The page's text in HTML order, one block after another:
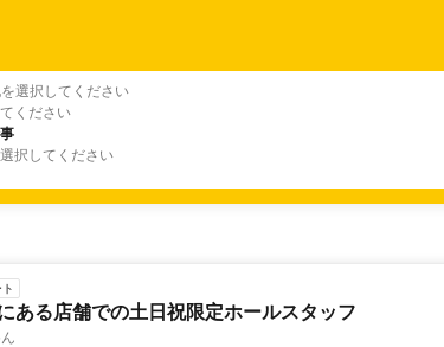
選択してください
ください
択してください
ある店舗での土日祝限定ホールスタッフ